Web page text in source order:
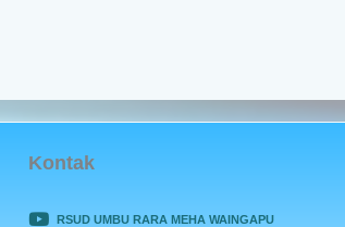
Kontak
RSUD UMBU RARA MEHA WAINGAPU